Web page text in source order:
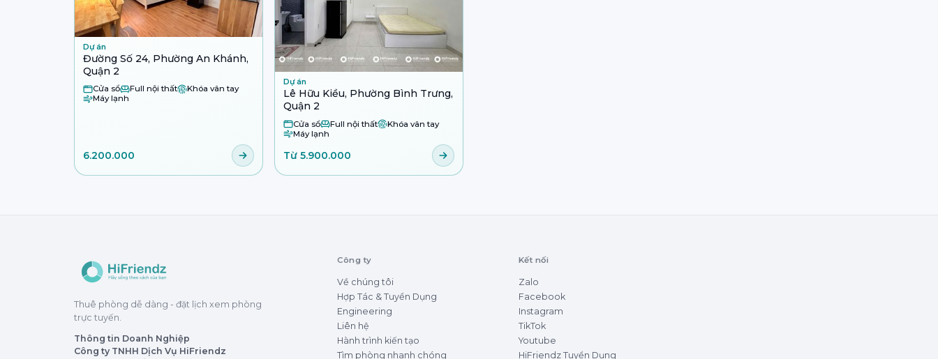
Dự án
Đường Số 24, Phường An Khánh,
Quận 2
Cửa sổ Full nội thất
Khóa vân tay
Máy lạnh
6.200.000
Dự án
Lê Hữu Kiều, Phường Bình Trưng,
Quận 2
Cửa sổ Full nội thất
Khóa vân tay
Máy lạnh
Từ 5.900.000
Thuê phòng dễ dàng - đặt lịch xem phòng
trực tuyến.
Thông tin Doanh Nghiệp
Công ty TNHH Dịch Vụ HiFriendz
Công ty
Về chúng tôi
Hợp Tác & Tuyển Dụng
Engineering
Liên hệ
Hành trình kiến tạo
Tìm phòng nhanh chóng
Kết nối
Zalo
Facebook
Instagram
TikTok
Youtube
HiFriendz Tuyển Dụng